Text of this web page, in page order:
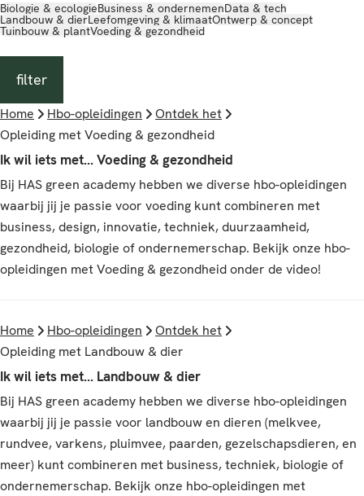
Biologie & ecologieBusiness & ondernemenData & tech
Landbouw & dierLeefomgeving & klimaatOntwerp & concept
Tuinbouw & plantVoeding & gezondheid
filter
Home Hbo-opleidingen
Ontdek het
Opleiding met Voeding & gezondheid
Ik wil iets met... Voeding & gezondheid
Bij HAS green academy hebben we diverse hbo-opleidingen
waarbij jij je passie voor voeding kunt combineren met
business, design, innovatie, techniek, duurzaamheid,
gezondheid, biologie of ondernemerschap. Bekijk onze hbo-
opleidingen met Voeding & gezondheid onder de video!
Home Hbo-opleidingen
Ontdek het
Opleiding met Landbouw & dier
Ik wil iets met... Landbouw & dier
Bij HAS green academy hebben we diverse hbo-opleidingen
waarbij jij je passie voor landbouw en dieren (melkvee,
rundvee, varkens, pluimvee, paarden, gezelschapsdieren, en
meer) kunt combineren met business, techniek, biologie of
ondernemerschap. Bekijk onze hbo-opleidingen met